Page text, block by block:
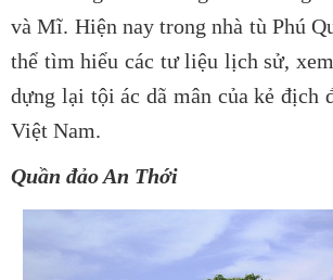
và Mĩ. Hiện nay trong nhà tù Phú
thể tìm hiểu các tư liệu lịch sử,
dựng lại tội ác dã mân của kẻ địch
Việt Nam.
Quần đảo An Thới